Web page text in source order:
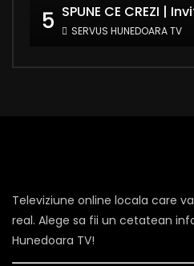
5 SERVUS HUNEDOARA TV
Televiziune online locala care
real. Alege sa fii un cetatean
Hunedoara TV!